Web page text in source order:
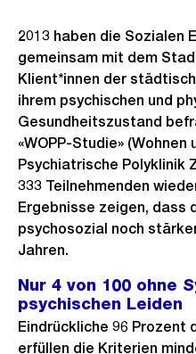
2013 haben die Sozialen
gemeinsam mit dem
Klient*innen der
ihrem psychischen und
Gesundheitszustand
«WOPP-Studie» (Wohnen
Psychiatrische Polyklinik
333 Teilnehmenden
Ergebnisse zeigen, dass
psychosozial noch
Jahren.
Nur 4 von 100 ohne
psychischen Leiden
Eindrückliche 96 Prozent
erfüllen die Kriterien